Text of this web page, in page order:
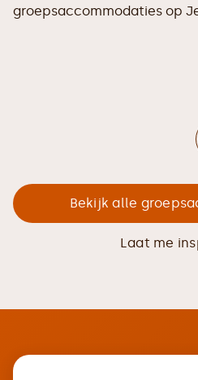
groepsaccommodaties op
Bekijk alle
Laat me